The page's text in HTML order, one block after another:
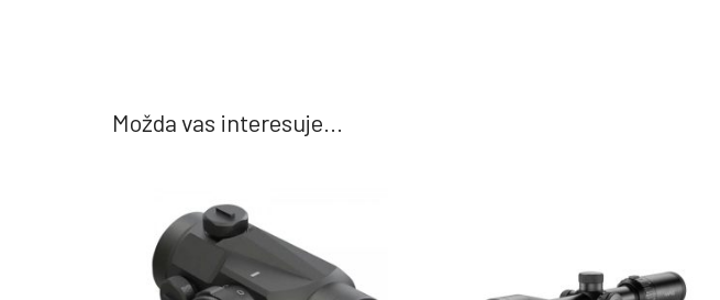
Možda vas interesuje...